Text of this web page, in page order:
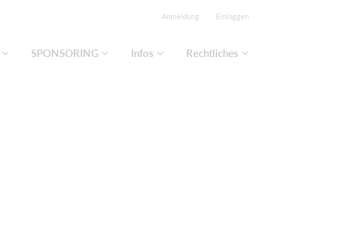
Anmeldung Einloggen
SPONSORING Infos Rechtliches